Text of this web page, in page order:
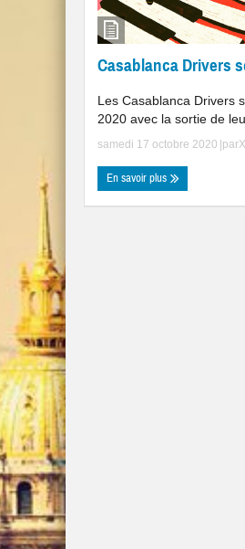
Casablanca Drivers
Les Casablanca Drivers
2020 avec la sortie de
samedi 17 octobre 2020 |par
En savoir plus